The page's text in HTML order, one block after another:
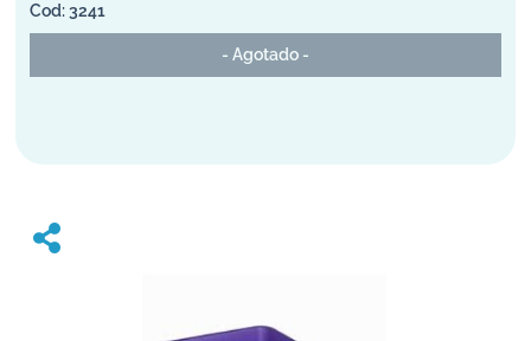
3241
- Agotado -